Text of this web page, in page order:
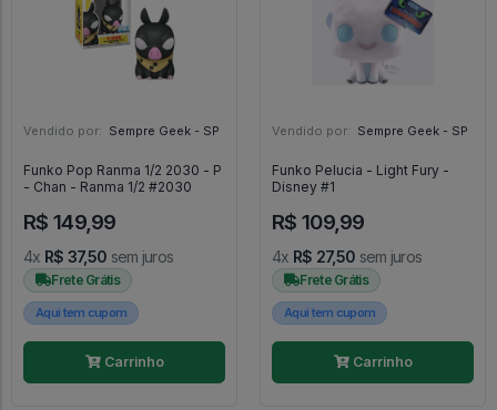
Vendido por: Sempre Geek - SP
Funko Pop Ranma 1/2 2030 - P
- Chan - Ranma 1/2 #2030
R$ 149,99
4x R$ 37,50 sem juros
Frete Grátis
Aqui tem cupom
Carrinho
Vendido por: Sempre Geek - SP
Funko Pelucia - Light Fury -
Disney #1
R$ 109,99
4x R$ 27,50 sem juros
Frete Grátis
Aqui tem cupom
Carrinho